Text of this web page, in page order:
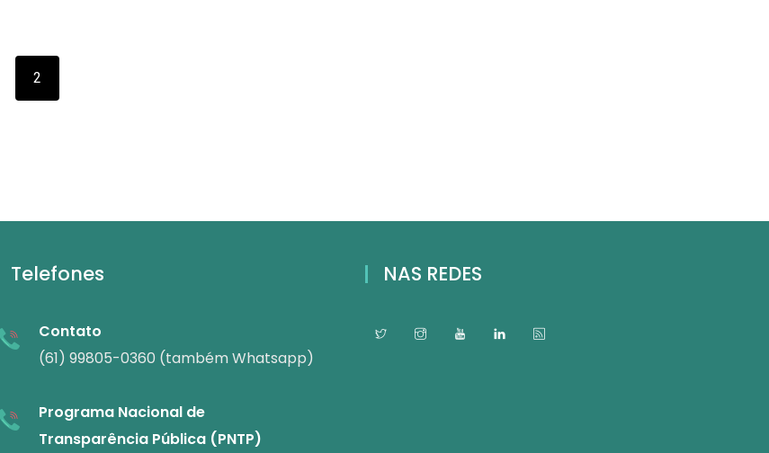
2
Telefones
Contato
(61) 99805-0360 (também Whatsapp)
Programa Nacional de
Transparência Pública (PNTP)
NAS REDES